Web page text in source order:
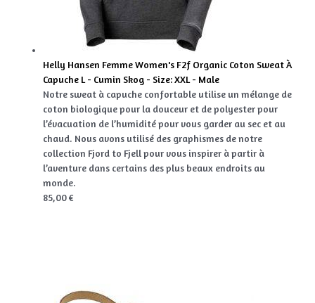
Helly Hansen Femme Women's F2f Organic Coton Sweat À
Capuche L - Cumin Skog - Size: XXL - Male
Notre sweat à capuche confortable utilise un mélange de
coton biologique pour la douceur et de polyester pour
l’évacuation de l’humidité pour vous garder au sec et au
chaud. Nous avons utilisé des graphismes de notre
collection Fjord to Fjell pour vous inspirer à partir à
l’aventure dans certains des plus beaux endroits au
monde.
85,00 €